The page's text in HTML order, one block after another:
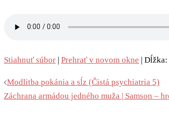
Stiahnuť súbor | Prehrať v novom okne | Dĺžka:
Modlitba pokánia a sĺz (Čistá psychiatria 5)
Záchrana armádou jedného muža | Samson –